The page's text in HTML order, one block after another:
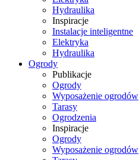
Hydraulika
Inspiracje
Instalacje inteligentne
Elektryka
Hydraulika
Ogrody
Publikacje
Ogrody
Wyposażenie ogrodów
Tarasy
Ogrodzenia
Inspiracje
Ogrody
Wyposażenie ogrodów